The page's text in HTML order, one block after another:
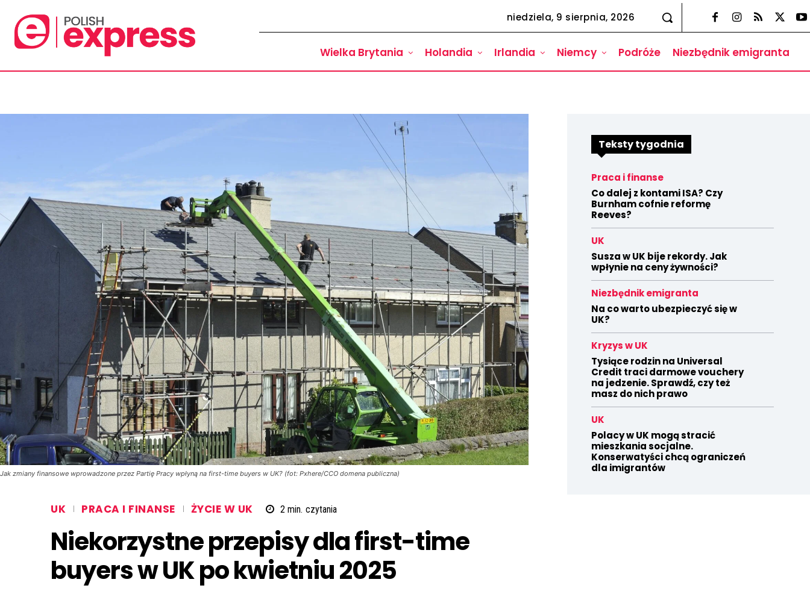
niedziela, 9 sierpnia, 2026
Wielka Brytania Holandia Irlandia Niemcy Podróże Niezbędnik emigranta
Jak zmiany finansowe wprowadzone przez Partię Pracy wpłyną na first-time buyers w UK? (fot: Pxhere/CCO domena publiczna)
UK PRACA I FINANSE ŻYCIE W UK 2min. czytania
Niekorzystne przepisy dla first-time
buyers w UK po kwietniu 2025
Teksty tygodnia
Praca i finanse
Co dalej z kontami ISA? Czy
Burnham cofnie reformę
Reeves?
UK
Susza w UK bije rekordy. Jak
wpłynie na ceny żywności?
Niezbędnik emigranta
Na co warto ubezpieczyć się w
UK?
Kryzys w UK
Tysiące rodzin na Universal
Credit traci darmowe vouchery
na jedzenie. Sprawdź, czy też
masz do nich prawo
UK
Polacy w UK mogą stracić
mieszkania socjalne.
Konserwatyści chcą ograniczeń
dla imigrantów